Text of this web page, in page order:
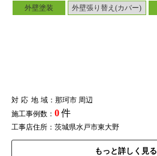
外壁塗装 外壁張り替え(カバー)
対応地域：那珂市 周辺
施工事例数： 0件
工事店住所：茨城県水戸市東大野
もっと詳しく見る